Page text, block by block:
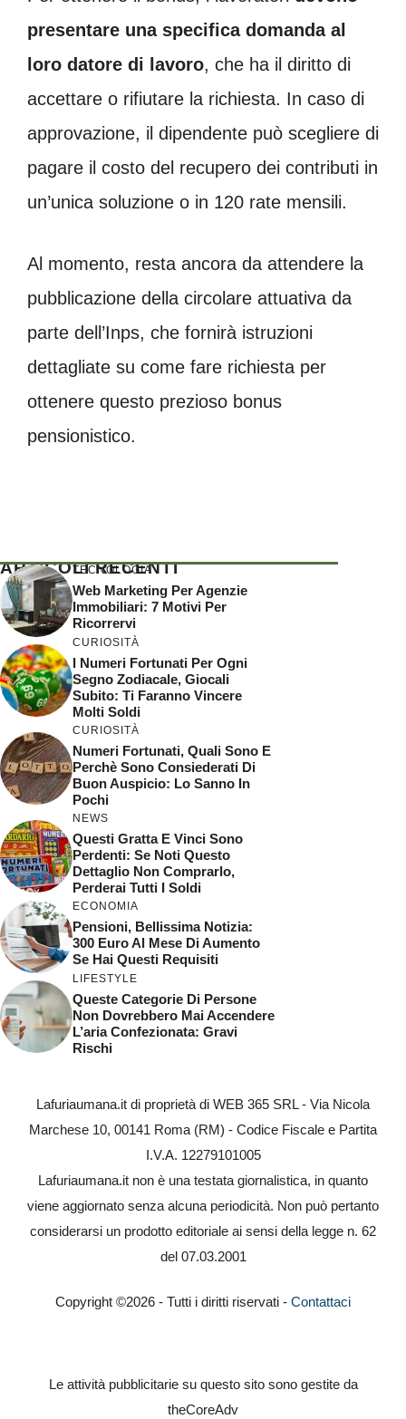
presentare una specifica domanda al
loro datore di lavoro, che ha il diritto di
accettare o rifiutare la richiesta. In caso di
approvazione, il dipendente può scegliere di
pagare il costo del recupero dei contributi in
un’unica soluzione o in 120 rate mensili.
Al momento, resta ancora da attendere la
pubblicazione della circolare attuativa da
parte dell’Inps, che fornirà istruzioni
dettagliate su come fare richiesta per
ottenere questo prezioso bonus
pensionistico.
ARTICOLI RECENTI
TECNOLOGIA
Web Marketing Per Agenzie
Immobiliari: 7 Motivi Per
Ricorrervi
CURIOSITÀ
I Numeri Fortunati Per Ogni
Segno Zodiacale, Giocali
Subito: Ti Faranno Vincere
Molti Soldi
CURIOSITÀ
Numeri Fortunati, Quali Sono E
Perchè Sono Consiederati Di
Buon Auspicio: Lo Sanno In
Pochi
NEWS
Questi Gratta E Vinci Sono
Perdenti: Se Noti Questo
Dettaglio Non Comprarlo,
Perderai Tutti I Soldi
ECONOMIA
Pensioni, Bellissima Notizia:
300 Euro Al Mese Di Aumento
Se Hai Questi Requisiti
LIFESTYLE
Queste Categorie Di Persone
Non Dovrebbero Mai Accendere
L’aria Confezionata: Gravi
Rischi
Lafuriaumana.it di proprietà di WEB 365 SRL - Via Nicola
Marchese 10, 00141 Roma (RM) - Codice Fiscale e Partita
I.V.A. 12279101005
Lafuriaumana.it non è una testata giornalistica, in quanto
viene aggiornato senza alcuna periodicità. Non può pertanto
considerarsi un prodotto editoriale ai sensi della legge n. 62
del 07.03.2001
Copyright ©2026 - Tutti i diritti riservati - Contattaci
Le attività pubblicitarie su questo sito sono gestite da
theCoreAdv